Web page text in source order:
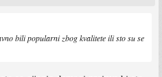
bili popularni zbog kvalitete ili sto su se